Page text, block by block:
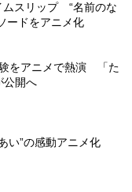
ムスリップ “名前のな
ードをアニメ化
をアニメで熱演 「た
公開へ
い”の感動アニメ化